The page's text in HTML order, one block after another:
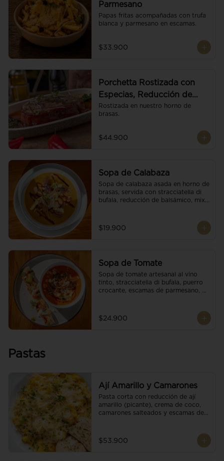
Parmesano
Papas fritas acompañadas con trufa
blanca y parmesano en escamas.
$33.900
Porchetta Rostizada con
Especias, Reducción de
Panela y Vino
Rostizada en nuestro horno de
brasas.
$44.900
Sopa de Calabaza
Sopa de calabaza asada en horno de
brasas, servida con stracciatella di
bufala, reducción de balsámico, mix
$19.900
Sopa de Tomate
Sopa de tomate artesanal al vino
tinto, stracciatella di bufala, puerro
crocante, escamas de parmesano,
Acompañado de un tostón de pan
focaccia.
$24.900
Pastas
Ají Amarillo y Camarones
Pasta corta con reducción de ají
amarillo (picante), crema de coco,
camarones salteados y escamas de
$53.900